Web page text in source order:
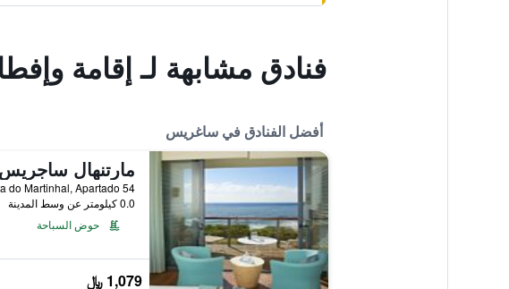
فنادق مشابهة لـ إقامة
أفضل الفنادق في ساغريس
0.0 كيلومتر عن وسط المدينة
حوض السباحة
1,079 ﷼